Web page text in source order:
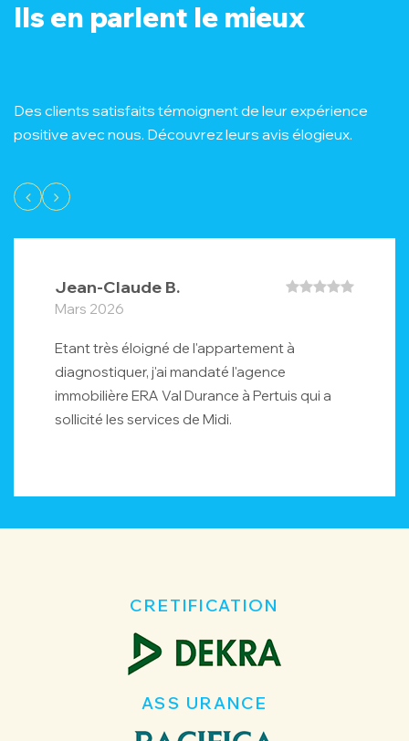
Ils en parlent le mieux
Des clients satisfaits témoignent de leur expérience
positive avec nous. Découvrez leurs avis élogieux.
Jean-Claude B.
Mars 2026
Etant très éloigné de l'appartement à
diagnostiquer, j'ai mandaté l'agence
immobilière ERA Val Durance à Pertuis qui a
sollicité les services de Midi.
CRETIFICATION
ASS URANCE